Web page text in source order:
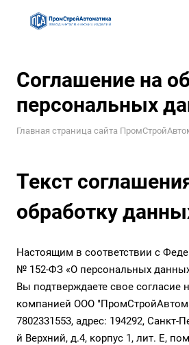
Соглашение на
персональных
Главная страница сайта
Текст
обработку
Настоящим в соответствии с
№ 152-ФЗ «О персональных
Вы подтверждаете свое согласие
компанией ООО
7802331553, адрес: 194292, Санкт-
й Верхний, д.4, корпус 1, лит. Е,